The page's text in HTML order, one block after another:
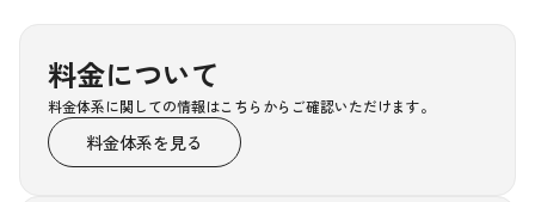
料金について
料金体系に関しての情報はこちらからご確認いただけます。
料金体系を見る